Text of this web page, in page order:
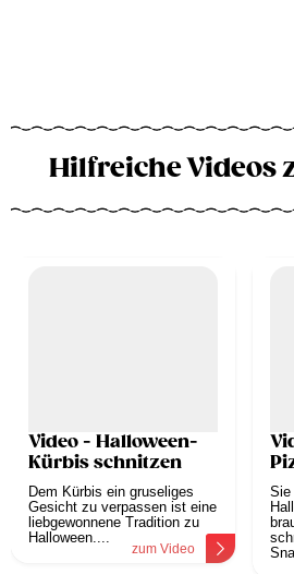
Hilfreiche Videos
Video - Halloween-
Kürbis schnitzen
Dem Kürbis ein gruseliges
Gesicht zu verpassen ist eine
liebgewonnene Tradition zu
Halloween....
zum Video
Sie